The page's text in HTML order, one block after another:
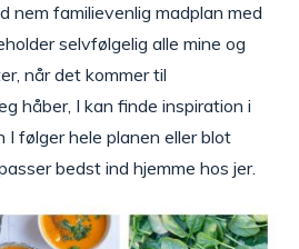
nem familievenlig madplan med
selvfølgelig alle mine og
når det kommer til
håber, I kan finde inspiration i
I følger hele planen eller blot
bedst ind hjemme hos jer.